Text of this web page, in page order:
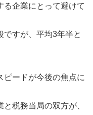
る企業にとって避けて
すが、平均3年半と
ピードが今後の焦点に
税務当局の双方が、